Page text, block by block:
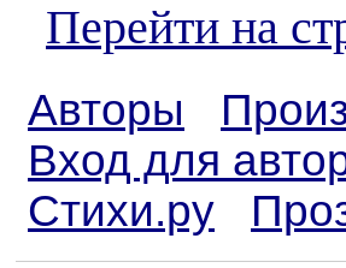
Перейти на
Авторы
Вход для
Стихи.ру